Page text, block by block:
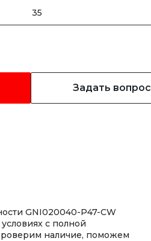
35
Задать вопрос
GNI020040-P47-CW
с полной
наличие, поможем